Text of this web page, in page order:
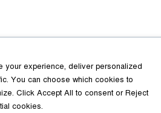
ঠিকাদারের গাফিলতি নাকি তদারকির অভাব
০২ আগস্ট ২০২৬
your experience, deliver personalized
You can choose which cookies to
. Click Accept All to consent orReject
cookies.